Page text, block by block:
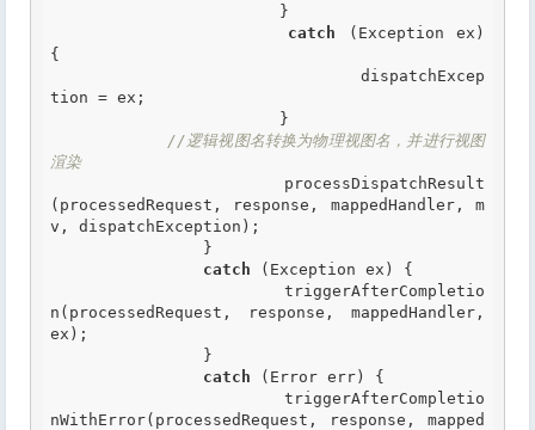
catch (Exception ex)
{
tion = ex;
//逻辑视图名转换为物理视图名，并进行视图
渲染
(processedRequest, response, mappedHandler, m
v, dispatchException);
catch (Exception ex) {
n(processedRequest, response, mappedHandler,
ex);
catch (Error err) {
nWithError(processedRequest, response, mapped